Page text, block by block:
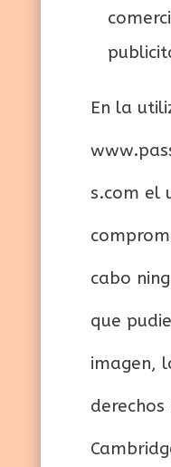
En la
s.com el
cabo
que
imagen,
derechos